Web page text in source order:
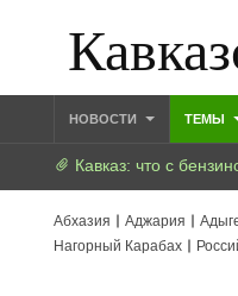
НОВОСТИ ТЕМЫ
Кавказ: что с
Абхазия Аджария
Нагорный Карабах